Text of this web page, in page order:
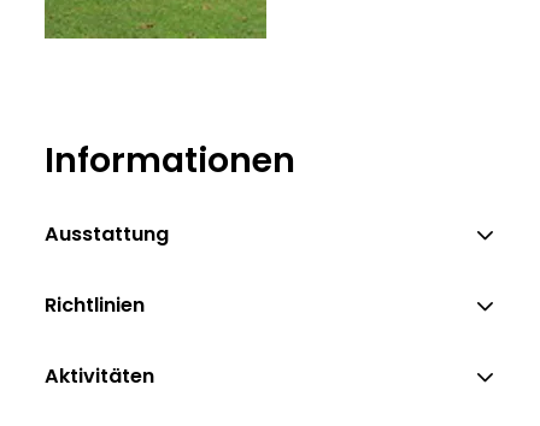
Informationen
Ausstattung
Richtlinien
Aktivitäten